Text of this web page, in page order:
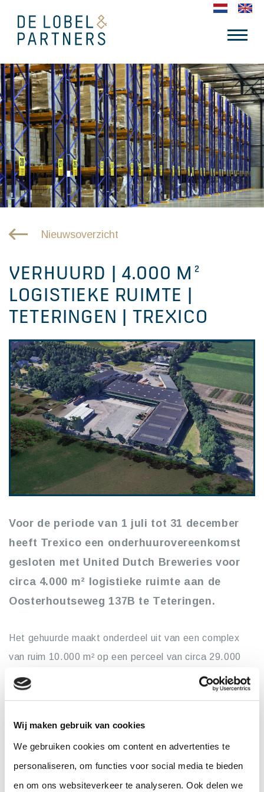
Wij maken gebruik van cookies
We gebruiken cookies om content en advertenties te
personaliseren, om functies voor social media te bieden
en om ons websiteverkeer te analyseren. Ook delen we
Nieuwsoverzicht
VERHUURD | 4.000 M²
LOGISTIEKE RUIMTE |
TETERINGEN | TREXICO
Voor de periode van 1 juli tot 31 december
heeft Trexico een onderhuurovereenkomst
gesloten met United Dutch Breweries voor
circa 4.000 m² logistieke ruimte aan de
Oosterhoutseweg 137B te Teteringen.
Het gehuurde maakt onderdeel uit van een complex
van ruim 10.000 m² op een perceel van circa 29.000
m². Trexico zal de ruimte aanwenden ten behoeve van
de uitbreiding van haar huidige logistieke activiteiten.
De Lobel & Partners adviseerde
Breweriesbij de totstandkoming van deze
onderhuurovereenkomst.